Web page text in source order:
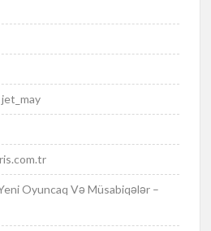
Oyuncaq Və Müsabiqələr –